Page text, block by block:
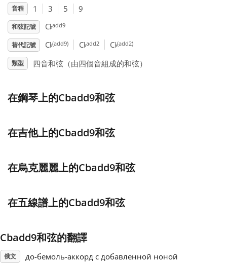
Español
Français
한국어
हिन्दी
Italiano
日本語
Polski
Português
音程 1 3 5 9
和弦記號 C♭add9
替代記號 C♭(add9) C♭add2 C♭(add2)
類型 四音和弦（由四個音組成的和弦）
在鋼琴上的Cbadd9和弦
在吉他上的Cbadd9和弦
在烏克麗麗上的Cbadd9和弦
在五線譜上的Cbadd9和弦
Cbadd9和弦的翻譯
俄文 до-бемоль-аккорд с добавленной ноной